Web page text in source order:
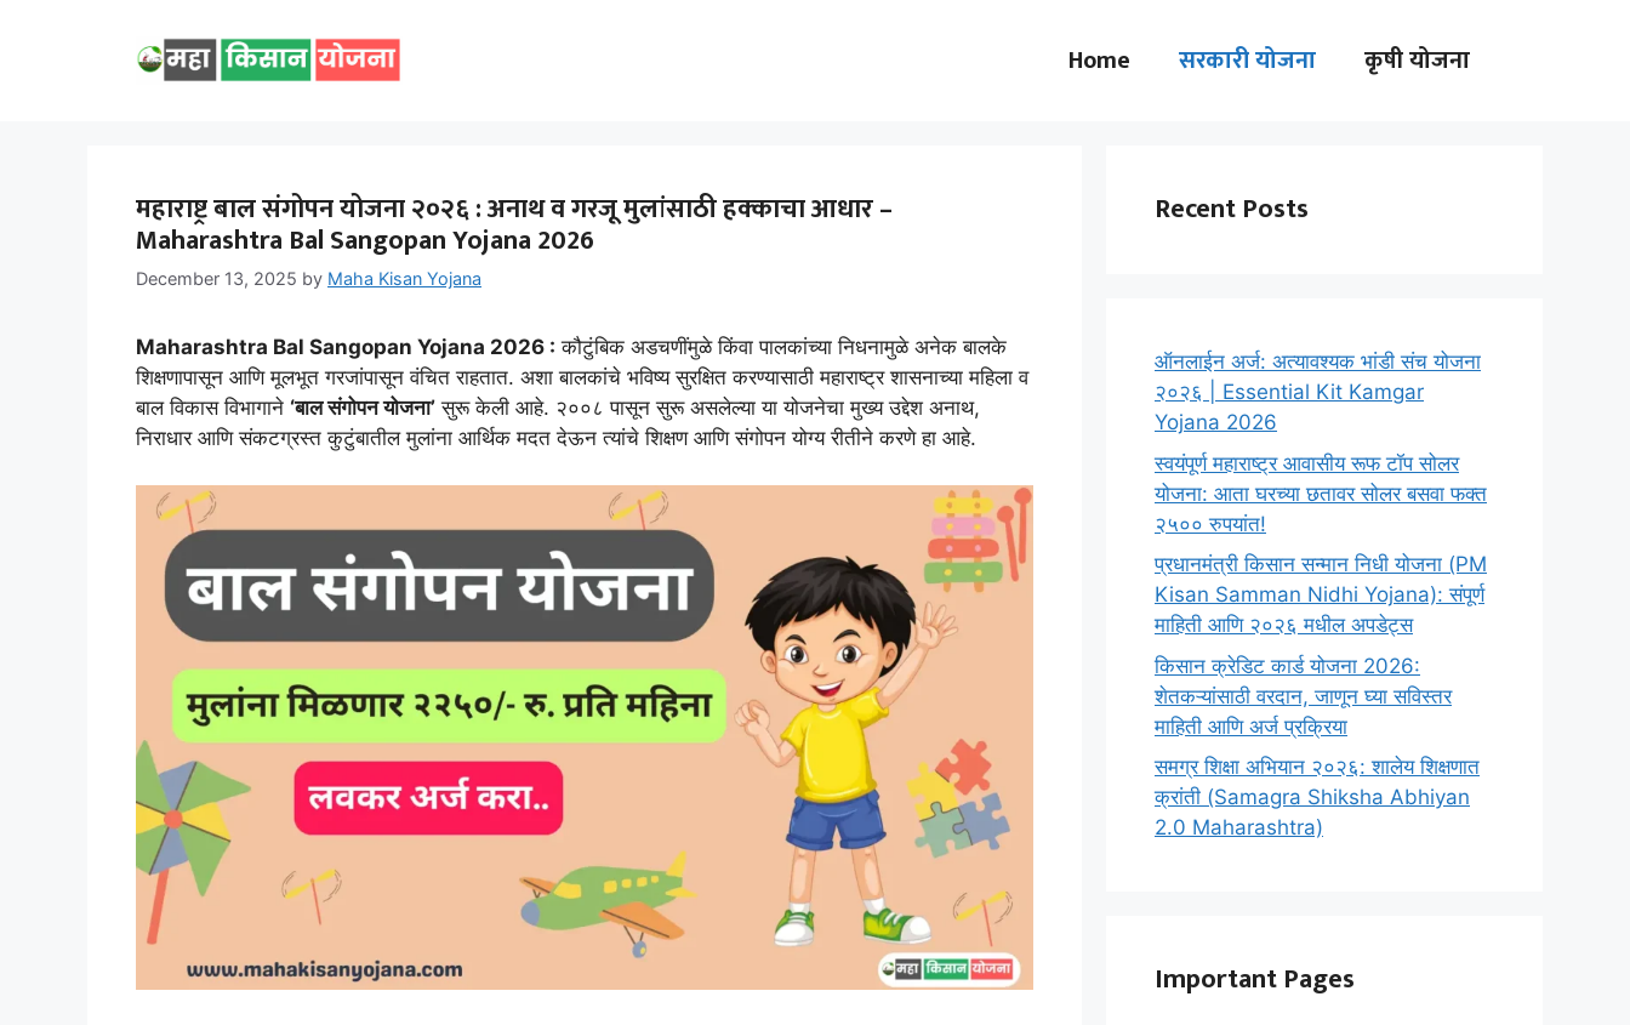
Home सरकारी योजना कृषी योजना
महाराष्ट्र बाल संगोपन योजना २०२६ : अनाथ व गरजू मुलांसाठी हक्काचा आधार –
Maharashtra Bal Sangopan Yojana 2026
December 13, 2025 by Maha Kisan Yojana
Maharashtra Bal Sangopan Yojana 2026 : कौटुंबिक अडचणींमुळे किंवा पालकांच्या निधनामुळे अनेक बालके
शिक्षणापासून आणि मूलभूत गरजांपासून वंचित राहतात. अशा बालकांचे भविष्य सुरक्षित करण्यासाठी महाराष्ट्र शासनाच्या महिला व
बाल विकास विभागाने ‘बाल संगोपन योजना’ सुरू केली आहे. २००८ पासून सुरू असलेल्या या योजनेचा मुख्य उद्देश अनाथ,
निराधार आणि संकटग्रस्त कुटुंबातील मुलांना आर्थिक मदत देऊन त्यांचे शिक्षण आणि संगोपन योग्य रीतीने करणे हा आहे.
Recent Posts
ऑनलाईन अर्ज: अत्यावश्यक भांडी संच योजना
२०२६ | Essential Kit Kamgar
Yojana 2026
स्वयंपूर्ण महाराष्ट्र आवासीय रूफ टॉप सोलर
योजना: आता घरच्या छतावर सोलर बसवा फक्त
२५०० रुपयांत!
प्रधानमंत्री किसान सन्मान निधी योजना (PM
Kisan Samman Nidhi Yojana): संपूर्ण
माहिती आणि २०२६ मधील अपडेट्स
किसान क्रेडिट कार्ड योजना 2026:
शेतकऱ्यांसाठी वरदान, जाणून घ्या सविस्तर
माहिती आणि अर्ज प्रक्रिया
समग्र शिक्षा अभियान २०२६: शालेय शिक्षणात
क्रांती (Samagra Shiksha Abhiyan
2.0 Maharashtra)
Important Pages